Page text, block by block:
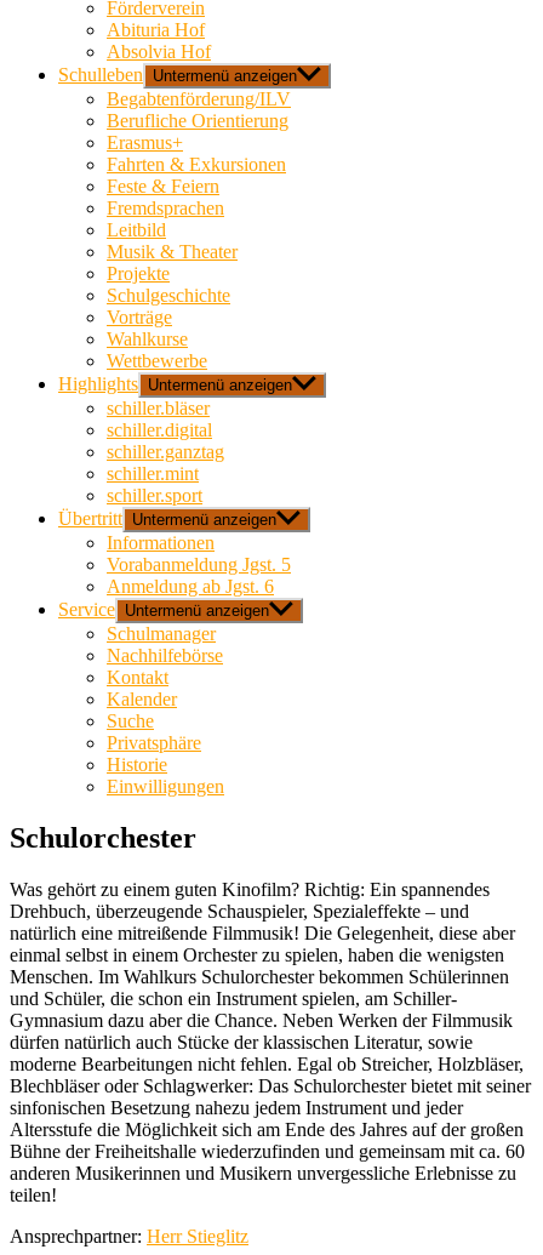
Förderverein
Abituria Hof
Absolvia Hof
Schulleben
Untermenü anzeigen
Begabtenförderung/ILV
Berufliche Orientierung
Erasmus+
Fahrten & Exkursionen
Feste & Feiern
Fremdsprachen
Leitbild
Musik & Theater
Projekte
Schulgeschichte
Vorträge
Wahlkurse
Wettbewerbe
Highlights Untermenü anzeigen
schiller.bläser
schiller.digital
schiller.ganztag
schiller.mint
schiller.sport
Übertritt Untermenü anzeigen
Informationen
Vorabanmeldung Jgst. 5
Anmeldung ab Jgst. 6
Service Untermenü anzeigen
Schulmanager
Nachhilfebörse
Kontakt
Kalender
Suche
Privatsphäre
Historie
Einwilligungen
Schulorchester
Was gehört zu einem guten Kinofilm? Richtig: Ein spannendes
Drehbuch, überzeugende Schauspieler, Spezialeffekte – und
natürlich eine mitreißende Filmmusik! Die Gelegenheit, diese aber
einmal selbst in einem Orchester zu spielen, haben die wenigsten
Menschen. Im Wahlkurs Schulorchester bekommen Schülerinnen
und Schüler, die schon ein Instrument spielen, am Schiller-
Gymnasium dazu aber die Chance. Neben Werken der Filmmusik
dürfen natürlich auch Stücke der klassischen Literatur, sowie
moderne Bearbeitungen nicht fehlen. Egal ob Streicher, Holzbläser,
Blechbläser oder Schlagwerker: Das Schulorchester bietet mit seiner
sinfonischen Besetzung nahezu jedem Instrument und jeder
Altersstufe die Möglichkeit sich am Ende des Jahres auf der großen
Bühne der Freiheitshalle wiederzufinden und gemeinsam mit ca. 60
anderen Musikerinnen und Musikern unvergessliche Erlebnisse zu
teilen!
Ansprechpartner: Herr Stieglitz